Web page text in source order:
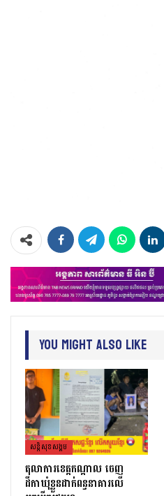
You Might Also Like
សន្តិសុខសង្គម
តុលាការខេត្តកណ្ដាល ចេញ
ដីកាឃុំខ្លួនដាក់ពន្ធនាគារលើ